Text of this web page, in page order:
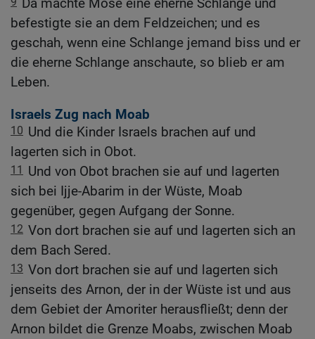
Da machte Mose eine eherne Schlange und
befestigte sie an dem Feldzeichen; und es
geschah, wenn eine Schlange jemand biss und er
die eherne Schlange anschaute, so blieb er am
Leben.
Israels Zug nach Moab
10 Und die Kinder Israels brachen auf und
lagerten sich in Obot.
11 Und von Obot brachen sie auf und lagerten
sich bei Ijje-Abarim in der Wüste, Moab
gegenüber, gegen Aufgang der Sonne.
12 Von dort brachen sie auf und lagerten sich an
dem Bach Sered.
13 Von dort brachen sie auf und lagerten sich
jenseits des Arnon, der in der Wüste ist und aus
dem Gebiet der Amoriter herausfließt; denn der
Arnon bildet die Grenze Moabs, zwischen Moab